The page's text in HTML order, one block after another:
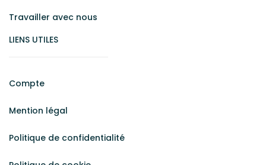
Travailler avec nous
LIENS UTILES
Compte
Mention légal
Politique de confidentialité